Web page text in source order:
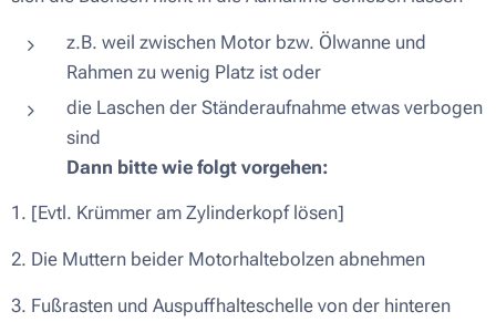
z.B. weil zwischen Motor bzw. Ölwanne und
Rahmen zu wenig Platz ist oder
die Laschen der Ständeraufnahme etwas verbogen
sind
Dann bitte wie folgt vorgehen:
1. [Evtl. Krümmer am Zylinderkopf lösen]
2. Die Muttern beider Motorhaltebolzen abnehmen
3. Fußrasten und Auspuffhalteschelle von der hinteren